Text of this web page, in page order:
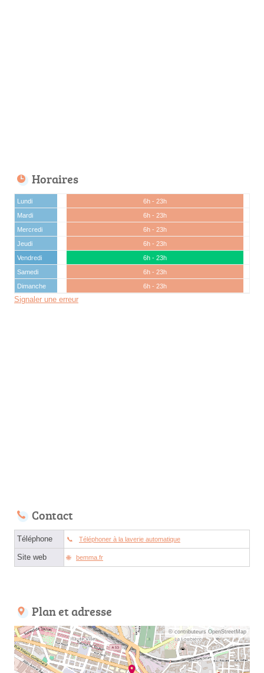
Horaires
Lundi
6h - 23h
Mardi
6h - 23h
Mercredi
6h - 23h
Jeudi
6h - 23h
Vendredi
6h - 23h
Samedi
6h - 23h
Dimanche
6h - 23h
Signaler une erreur
Contact
Téléphone Téléphoner à la laverie automatique
Site web bemma.fr
Plan et adresse
© contributeurs OpenStreetMap